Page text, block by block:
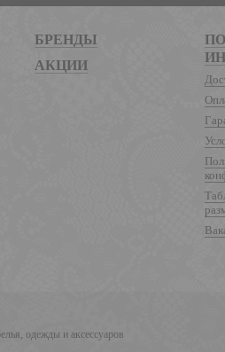
БРЕНДЫ
АКЦИИ
одежды и аксессуаров